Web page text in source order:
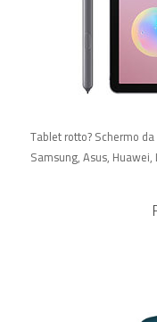
Tablet rotto? Schermo
Samsung, Asus,